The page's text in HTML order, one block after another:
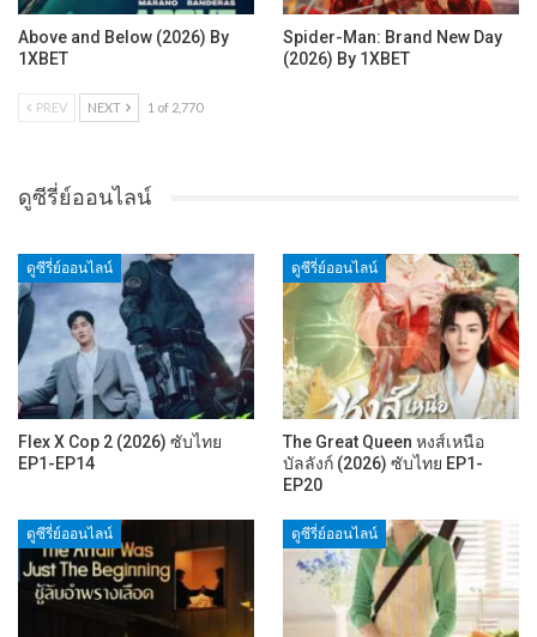
Above and Below (2026) By
1XBET
Spider-Man: Brand New Day
(2026) By 1XBET
PREV NEXT 1 of 2,770
ดูซีรี่ย์ออนไลน์
ดูซีรี่ย์ออนไลน์
Flex X Cop 2 (2026) ซับไทย
EP1-EP14
ดูซีรี่ย์ออนไลน์
The Great Queen หงส์เหนือ
บัลลังก์ (2026) ซับไทย EP1-
EP20
ดูซีรี่ย์ออนไลน์ ดูซีรี่ย์ออนไลน์